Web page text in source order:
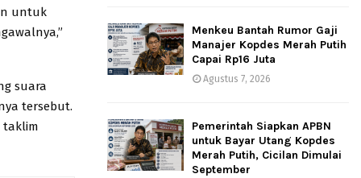
untuk
suara
tersebut.
taklim
Menkeu Bantah Rumor Gaji
Manajer Kopdes Merah Putih
Capai Rp16 Juta
Agustus 7, 2026
Pemerintah Siapkan APBN
untuk Bayar Utang Kopdes
Merah Putih, Cicilan Dimulai
September